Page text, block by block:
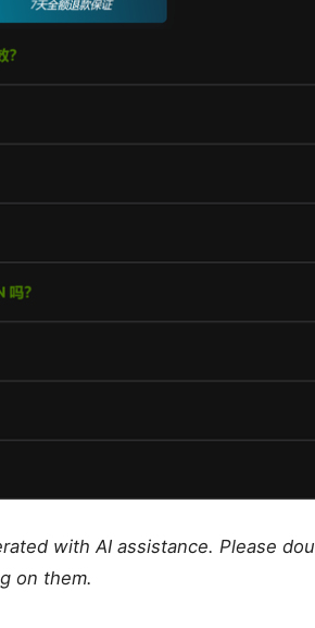
with AI assistance. Please
on them.